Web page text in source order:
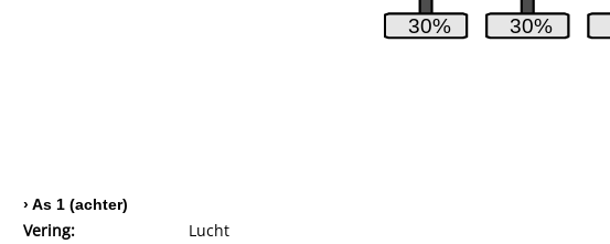
30% 30%
› As 1 (achter)
Vering:
Lucht